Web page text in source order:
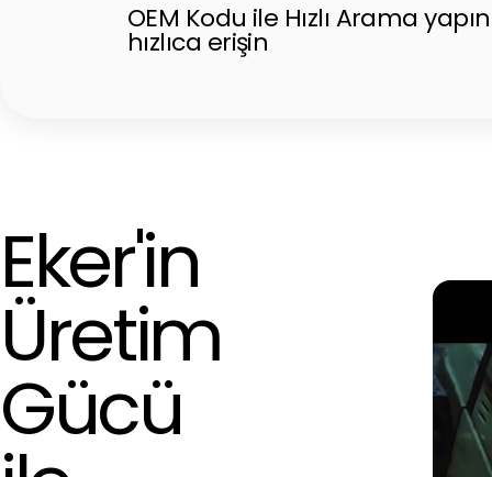
OEM Kodu ile Hızlı Arama
hızlıca erişin
Eker'in
Üretim
Gücü